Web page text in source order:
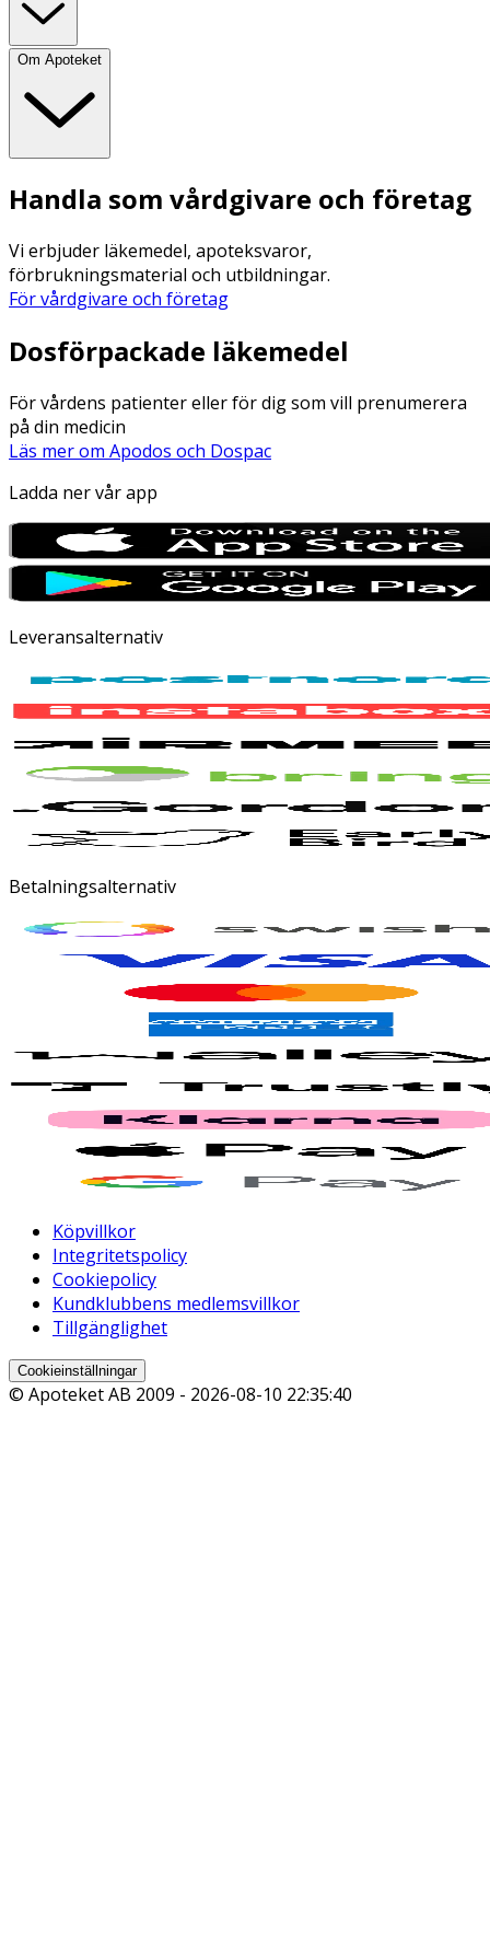
Om Apoteket
Handla som vårdgivare och företag
Vi erbjuder läkemedel, apoteksvaror,
förbrukningsmaterial och utbildningar.
För vårdgivare och företag
Dosförpackade läkemedel
För vårdens patienter eller för dig som vill prenumerera
på din medicin
Läs mer om Apodos och Dospac
Ladda ner vår app
Leveransalternativ
Betalningsalternativ
Köpvillkor
Integritetspolicy
Cookiepolicy
Kundklubbens medlemsvillkor
Tillgänglighet
Cookieinställningar
© Apoteket AB 2009 - 2026-08-10 22:35:40